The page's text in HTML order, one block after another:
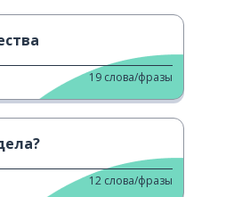
19 слова/фразы
12 слова/фразы